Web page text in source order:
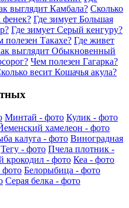
выглядит Камбала? Сколько
фенек? Где зимует Большая
Где зимует Серый кенгуру?
полезен Такахе? Где живет
выглядит Обыкновенный
Чем полезен Гагарка?
весит Кошачья акула?
Минтай - фото Кулик - фото
хамелеон - фото
калуга - фото Виноградная
Тегу - фото Пчела плотник -
крокодил - фото Кеа - фото
фото Белорыбица - фото
Серая белка - фото